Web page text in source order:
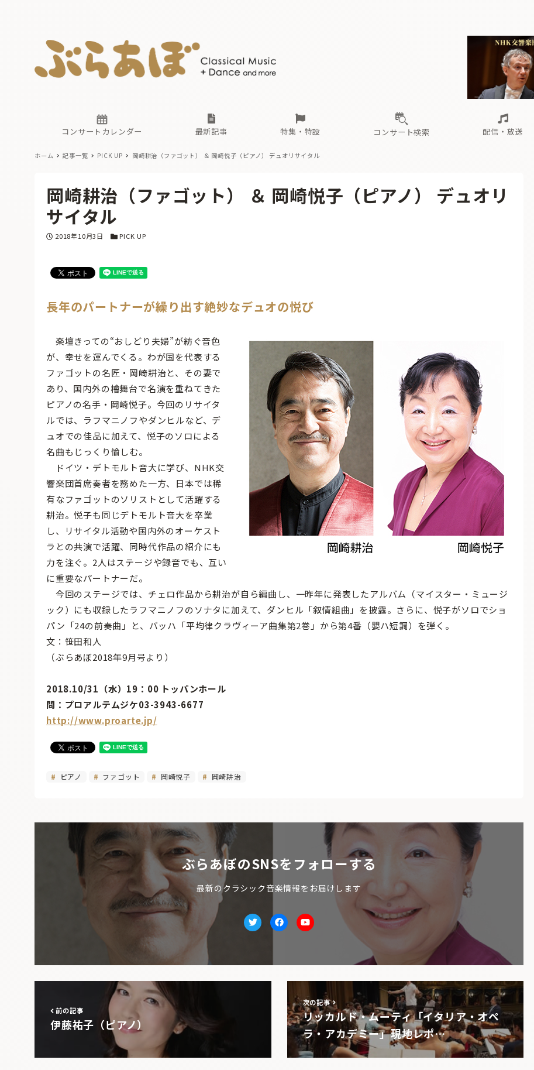
コンサートカレンダー 最新記事
古楽とその先と オーケストラの楽屋から 海の向こうの音楽家 Aからの眺望
特集・特設
現場のプロが推す！間違いないオーケストラコンサート
過去の特集
コンサート検索 配信・放送
無料ライブ配信スケジュール 有料ライブ配信スケジュール
あ か さ た な は ま わ
古楽とその先と Aからの眺望
無料ライブ配信スケジュール
あ か さ
ホーム 記事一覧 PICK UP 岡崎耕治（ファゴット） ＆ 岡崎悦子（ピアノ） デュオリサイタル
岡崎耕治（ファゴット） ＆ 岡崎悦子（ピアノ） デュオリ
サイタル
投稿日
2018年10月3日 カテゴリー
PICK UP
長年のパートナーが繰り出す絶妙なデュオの悦び
楽壇きっての“おしどり夫婦”が紡ぐ音色
が、幸せを運んでくる。わが国を代表する
ファゴットの名匠・岡崎耕治と、その妻で
あり、国内外の檜舞台で名演を重ねてきた
ピアノの名手・岡崎悦子。今回のリサイタ
ルでは、ラフマニノフやダンヒルなど、デ
ュオでの佳品に加えて、悦子のソロによる
名曲もじっくり愉しむ。
ドイツ・デトモルト音大に学び、NHK交
響楽団首席奏者を務めた一方、日本では稀
有なファゴットのソリストとして活躍する
耕治。悦子も同じデトモルト音大を卒業
し、リサイタル活動や国内外のオーケスト
ラとの共演で活躍、同時代作品の紹介にも
力を注ぐ。2人はステージや録音でも、互い
に重要なパートナーだ。
今回のステージでは、チェロ作品から耕治が自ら編曲し、一昨年に発表したアルバム（マイスター・ミュージ
ック）にも収録したラフマニノフのソナタに加えて、ダンヒル「叙情組曲」を披露。さらに、悦子がソロでショ
パン「24の前奏曲」と、バッハ「平均律クラヴィーア曲集第2巻」から第4番（嬰ハ短調）を弾く。
文：笹田和人
（ぶらあぼ2018年9月号より）
2018.10/31（水）19：00 トッパンホール
問：プロアルテムジケ03-3943-6677
http://www.proarte.jp/
ピアノ ファゴット 岡崎悦子 岡崎耕治
ぶらあぼのSNSをフォローする
最新のクラシック音楽情報をお届けします
TwitterfacebookYoutube
前の記事
伊藤祐子（ピアノ）
次の記事
リッカルド・ムーティ「イタリア・オペ
ラ・アカデミー」現地レポ…